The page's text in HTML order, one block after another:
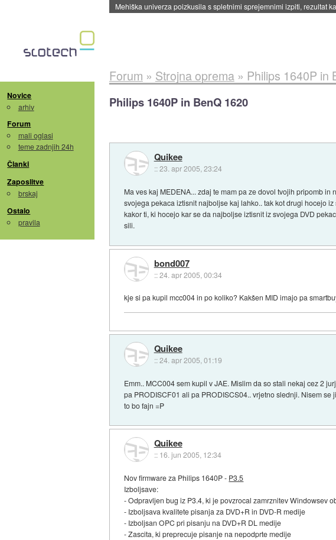
Mehiška univerza poizkusila s spletnimi sprejemnimi izpiti, rezultat
Novice
arhiv
Forum
mali oglasi
teme zadnjih 24h
Članki
Zaposlitve
brskaj
Ostalo
pravila
Forum » Strojna oprema» Philips 1640P in
Philips 1640P in BenQ 1620
Quikee
::23. apr 2005, 23:24
Ma ves kaj MEDENA... zdaj te mam pa ze dovol tvojih pripomb
svojega pekaca iztisnit najboljse kaj lahko.. tak kot drugi hocejo
kakor ti, ki hocejo kar se da najboljse iztisnit iz svojega DVD
sili.
bond007
::24. apr 2005, 00:34
kje si pa kupil mcc004 in po koliko? Kakšen MID imajo pa
Quikee
::24. apr 2005, 01:19
Emm.. MCC004 sem kupil v JAE. Mislim da so stali nekaj cez 2
pa PRODISCF01 ali pa PRODISCS04.. vrjetno slednji. Nisem
to bo fajn =P
Quikee
:: 16. jun 2005, 12:34
Nov firmware za Philips 1640P - P3.5
Izboljsave:
- Odpravljen bug iz P3.4, ki je povzrocal zamrznitev Windowsev
- Izboljsava kvalitete pisanja za DVD+R in DVD-R medije
- Izboljsan OPC pri pisanju na DVD+R DL medije
- Zascita, ki preprecuje pisanje na nepodprte medije